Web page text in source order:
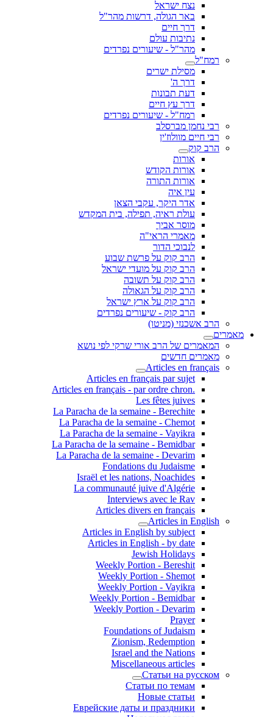
נצח ישראל
באר הגולה, דרשות מהר"ל
דרך חיים
נתיבות עולם
מהר"ל - שיעורים נפרדים
רמח"ל
מסילת ישרים
דרך ה'
דעת תבונות
דרך עץ חיים
רמח"ל - שיעורים נפרדים
רבי נחמן מברסלב
רבי חיים מוולוז'ין
הרב קוק
אורות
אורות הקודש
אורות התורה
עין איה
אדר היקר, עקבי הצאן
עולת ראיה, תפילה, בית המקדש
מוסר אביך
מאמרי הראי"ה
לנבוכי הדור
הרב קוק על פרשת שבוע
הרב קוק על מועדי ישראל
הרב קוק על תשובה
הרב קוק על הגאולה
הרב קוק על ארץ ישראל
הרב קוק - שיעורים נפרדים
הרב אשכנזי (מניטו)
מאמרים
המאמרים של הרב אורי שרקי לפי נושא
מאמרים חדשים
Articles en français
Articles en français par sujet
.Articles en français - par ordre chron
Les fêtes juives
La Paracha de la semaine - Berechite
La Paracha de la semaine - Chemot
La Paracha de la semaine - Vayikra
La Paracha de la semaine - Bemidbar
La Paracha de la semaine - Devarim
Fondations du Judaisme
Israël et les nations, Noachides
La communauté juive d'Algérie
Interviews avec le Rav
Articles divers en français
Articles in English
Articles in English by subject
Articles in English - by date
Jewish Holidays
Weekly Portion - Bereshit
Weekly Portion - Shemot
Weekly Portion - Vayikra
Weekly Portion - Bemidbar
Weekly Portion - Devarim
Prayer
Foundations of Judaism
Zionism, Redemption
Israel and the Nations
Miscellaneous articles
Статьи на русском
Статьи по темам
Новые статьи
Еврейские даты и праздники